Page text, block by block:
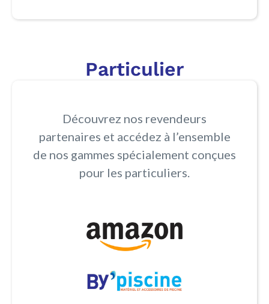
Particulier
Découvrez nos revendeurs
partenaires et accédez à l’ensemble
de nos gammes spécialement conçues
pour les particuliers.